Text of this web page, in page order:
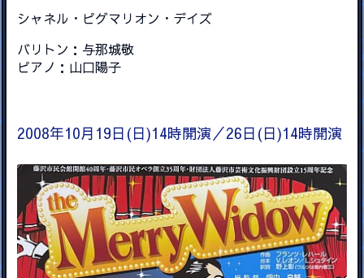
シャネル・ピグマリオン・デイズ
バリトン：与那城敬
ピアノ：山口陽子
2008年10月19日(日)14時開演／26日(日)14時開演